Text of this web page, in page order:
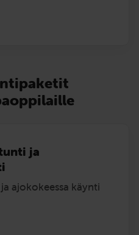
ja
ajokokeessa käynti